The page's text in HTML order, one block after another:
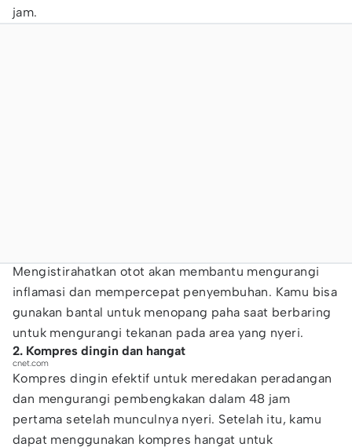
jam.
Mengistirahatkan otot akan membantu mengurangi
inflamasi dan mempercepat penyembuhan. Kamu bisa
gunakan bantal untuk menopang paha saat berbaring
untuk mengurangi tekanan pada area yang nyeri.
2. Kompres dingin dan hangat
cnet.com
Kompres dingin efektif untuk meredakan peradangan
dan mengurangi pembengkakan dalam 48 jam
pertama setelah munculnya nyeri. Setelah itu, kamu
dapat menggunakan kompres hangat untuk